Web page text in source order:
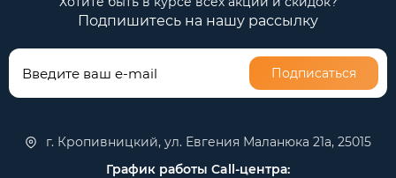
Подпишитесь на нашу рассылку
Подписаться
г. Кропивницкий, ул. Евгения Маланюка 21а, 25015
График работы Call-центра: